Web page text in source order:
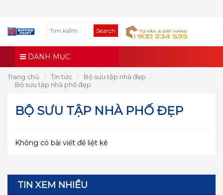
Search
DANH MỤC
Trang chủ Tin tức
Bộ sưu tập nhà đẹp
Bộ sưu tập nhà phố đẹp
BỘ SƯU TẬP NHÀ PHỐ ĐẸP
Không có bài viết để liệt kê
TIN XEM NHIỀU